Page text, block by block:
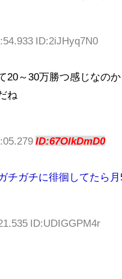
ID:2iJHyq7N0
20～30万勝つ感じなのか
ね
ID:67OlkDmD0
ガチに徘徊してたら月
ID:UDIGGPM4r